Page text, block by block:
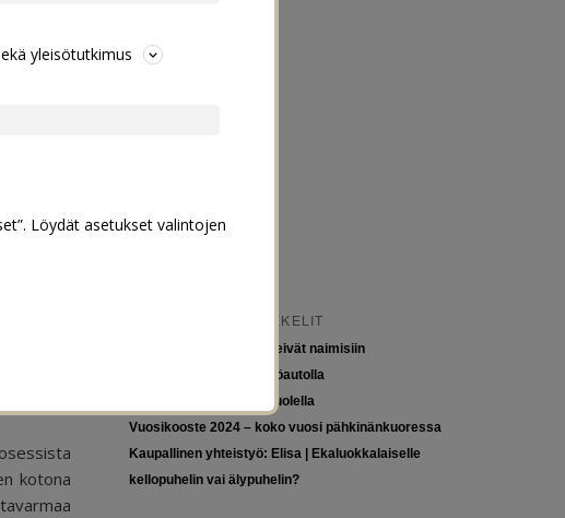
kotona
VIIMEISIMMÄT ARTIKKELIT
Tytöt kuuluvat kouluun, eivät naimisiin
Euroopan roadtrip sähköautolla
Tyttöjen ja tasa-arvon puolella
Vuosikooste 2024 – koko vuosi pähkinänkuoressa
Kaupallinen yhteistyö: Elisa | Ekaluokkalaiselle
kellopuhelin vai älypuhelin?
yleisötutkimus
Löydät asetukset valintojen